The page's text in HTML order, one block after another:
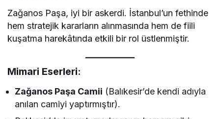
Zağanos Paşa, iyi bir askerdi. İstanbul’un fethinde
hem stratejik kararların alınmasında hem de fiili
kuşatma harekâtında etkili bir rol üstlenmiştir.
Mimari Eserleri:
Zağanos Paşa Camii (Balıkesir’de kendi adıyla
anılan camiyi yaptırmıştır).